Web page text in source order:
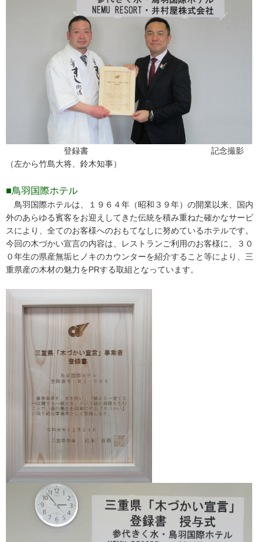
登録書 記念撮影
（左から竹島大将、鈴木知事）
■鳥羽国際ホテル
鳥羽国際ホテルは、１９６４年（昭和３９年）の開業以来、国内
外のあらゆる賓客をお迎えしてきた伝統を積み重ねた確かなサービ
スにより、全てのお客様へのおもてなしに努めているホテルです。
今回の木づかい宣言の内容は、レストランご利用のお客様に、３０
０年生の県産無垢ヒノキのカウンターを紹介すること等により、三
重県産の木材の魅力をPRする取組となっています。